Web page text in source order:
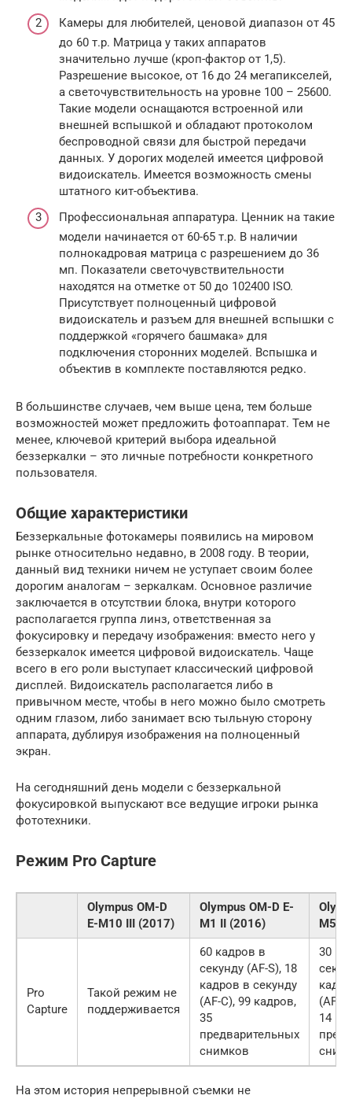
Камеры для любителей, ценовой диапазон от 45
до 60 т.р. Матрица у таких аппаратов
значительно лучше (кроп-фактор от 1,5).
Разрешение высокое, от 16 до 24 мегапикселей,
а светочувствительность на уровне 100 – 25600.
Такие модели оснащаются встроенной или
внешней вспышкой и обладают протоколом
беспроводной связи для быстрой передачи
данных. У дорогих моделей имеется цифровой
видоискатель. Имеется возможность смены
штатного кит-объектива.
Профессиональная аппаратура. Ценник на такие
модели начинается от 60-65 т.р. В наличии
полнокадровая матрица с разрешением до 36
мп. Показатели светочувствительности
находятся на отметке от 50 до 102400 ISO.
Присутствует полноценный цифровой
видоискатель и разъем для внешней вспышки с
поддержкой «горячего башмака» для
подключения сторонних моделей. Вспышка и
объектив в комплекте поставляются редко.
В большинстве случаев, чем выше цена, тем больше
возможностей может предложить фотоаппарат. Тем не
менее, ключевой критерий выбора идеальной
беззеркалки – это личные потребности конкретного
пользователя.
Общие характеристики
Беззеркальные фотокамеры появились на мировом
рынке относительно недавно, в 2008 году. В теории,
данный вид техники ничем не уступает своим более
дорогим аналогам – зеркалкам. Основное различие
заключается в отсутствии блока, внутри которого
располагается группа линз, ответственная за
фокусировку и передачу изображения: вместо него у
беззеркалок имеется цифровой видоискатель. Чаще
всего в его роли выступает классический цифровой
дисплей. Видоискатель располагается либо в
привычном месте, чтобы в него можно было смотреть
одним глазом, либо занимает всю тыльную сторону
аппарата, дублируя изображения на полноценный
экран.
На сегодняшний день модели с беззеркальной
фокусировкой выпускают все ведущие игроки рынка
фототехники.
Режим Pro Capture
Olympus OM-D
E-M10 III (2017)
Olympus OM-D E-
M1 II (2016)
M5
Pro
Capture
Такой режим не
поддерживается
60 кадров в
секунду (AF-S), 18
кадров в секунду
(AF-C), 99 кадров,
35
предварительных
снимков
30
(AF-
14
На этом история непрерывной съемки не